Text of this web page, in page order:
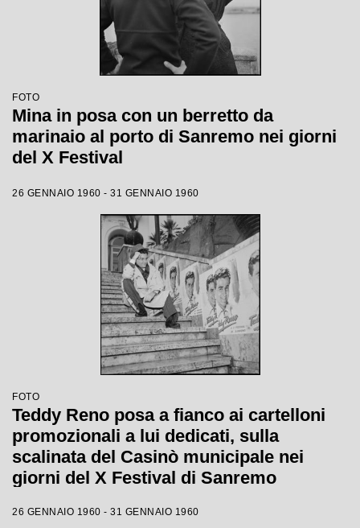
FOTO
Mina in posa con un berretto da
marinaio al porto di Sanremo nei giorni
del X Festival
26 GENNAIO 1960 - 31 GENNAIO 1960
FOTO
Teddy Reno posa a fianco ai cartelloni
promozionali a lui dedicati, sulla
scalinata del Casinò municipale nei
giorni del X Festival di Sanremo
26 GENNAIO 1960 - 31 GENNAIO 1960